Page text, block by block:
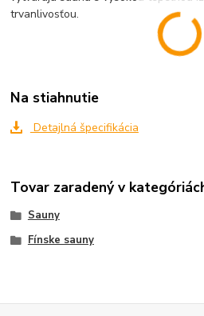
trvanlivosťou.
Na stiahnutie
Detajlná špecifikácia
Tovar zaradený v
Sauny
Fínske sauny